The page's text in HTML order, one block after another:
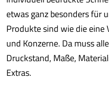
etwas ganz besonders für
Produkte sind wie die eine
und Konzerne. Da muss
Druckstand, Maße,
Extras.